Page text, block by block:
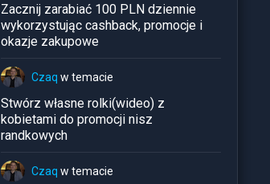
Zacznij zarabiać 100 PLN dziennie
wykorzystując cashback, promocje i
okazje zakupowe
Czaq w temacie
Stwórz własne rolki(wideo) z
kobietami do promocji nisz
randkowych
Czaq w temacie